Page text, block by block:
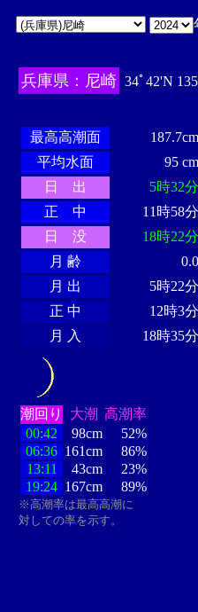
兵庫県：尼崎 34ﾟ42'N
最高高潮面
187.7cm
平均水面
95 cm
日 出
5時32分
正 中
11時58分
日 没
18時22分
月 齢
0.0
月 出
5時22分
正 中
12時3分
月 入
18時35分
潮回り 大潮 高潮率
00:42
98cm
52%
06:36 161cm
86%
13:11
43cm
23%
19:24 167cm 89%
※高潮率は最高高潮に
対しての率を示す。